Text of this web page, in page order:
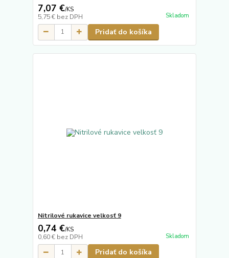
7,07 €/KS
5,75 € bez DPH Skladom
Pridať do košíka
Nitrilové rukavice velkosť 9
0,74 €/KS
0,60 € bez DPH Skladom
Pridať do košíka